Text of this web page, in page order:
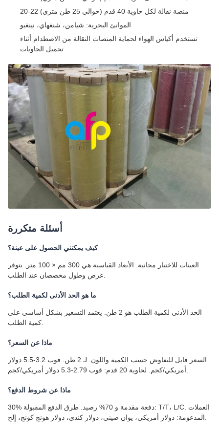
20-22 منصة نقالة لكل حاوية 40 قدم (حوالي 25 طن متري)
الموانئ البحرية: شيامن، شنغهاي، نينغبو
تستخدم أكياس الهواء لحماية المنصات النقالة من الاصطدام أثناء
تحميل الحاويات
أسئلة متكررة
كيف يمكنني الحصول على عينة؟
العينات للاختبار مجانية. الأبعاد القياسية هي 300 مم × 100 متر. يتوفر
عرض وطول مخصصان عند الطلب.
ما هو الحد الأدنى لكمية الطلب؟
الحد الأدنى لكمية الطلب هو 2 طن. يعتمد التسعير بشكل أساسي على
كمية الطلب.
ماذا عن السعر؟
السعر قابل للتفاوض حسب الكمية واللون. لـ 2 طن: فوب 3.2-5.5 دولار
أمريكي/كجم. لحاوية 20 قدم: فوب 2.79-5.3 دولار أمريكي/كجم.
ماذا عن شروط الدفع؟
30% دفعة مقدمة و 70% رصيد. طرق الدفع المقبولة: T/T، L/C. العملات
المدعومة: دولار أمريكي، يوان صيني، دولار كندي، دولار هونج كونج، إلخ.